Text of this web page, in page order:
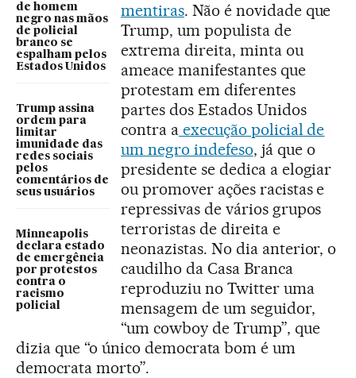
de homem
negro nas mãos
de policial
branco se
espalham pelos
Estados Unidos
Trump assina
ordem para
limitar
imunidade das
redes sociais
pelos
comentários de
seus usuários
Minneapolis
declara estado
de emergência
por protestos
contra o
racismo
policial
mentiras. Não é novidade que
Trump, um populista de
extrema direita, minta ou
ameace manifestantes que
protestam em diferentes
partes dos Estados Unidos
contra aexecução policial de
um negro indefeso, já que o
presidente se dedica a elogiar
ou promover ações racistas e
repressivas de vários grupos
terroristas de direita e
neonazistas. No dia anterior, o
caudilho da Casa Branca
reproduziu no Twitter uma
mensagem de um seguidor,
“um cowboy de Trump”, que
dizia que “o único democrata bom é um
democrata morto”.